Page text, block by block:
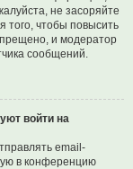
не засоряйте
чтобы повысить
и модератор
сообщений.
войти на
email-
в конференцию